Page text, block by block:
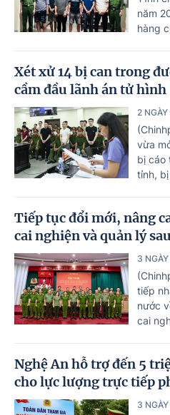
năm
hàng
Xét xử 14 bị can trong
cầm đầu lãnh án tử hình
2
vừa
bị cáo
tỉnh,
Tiếp tục đổi mới, nâng
cai nghiện và quản lý
3
tiếp
nước
cai
Nghệ An hỗ trợ đến 5
cho lực lượng trực tiếp
3